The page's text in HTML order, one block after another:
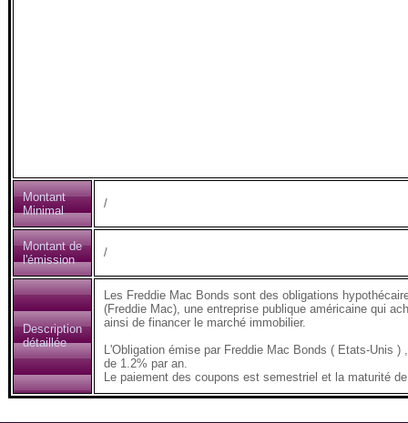
Montant
Minimal
/
Montant de
l'émission
/
Description
détaillée
Les Freddie Mac Bonds sont des obligations
(Freddie Mac), une entreprise publique américaine qui
ainsi de financer le marché immobilier.
L'Obligation émise par Freddie Mac Bonds ( Etats-Unis
de 1.2% par an.
Le paiement des coupons est semestriel et la maturité